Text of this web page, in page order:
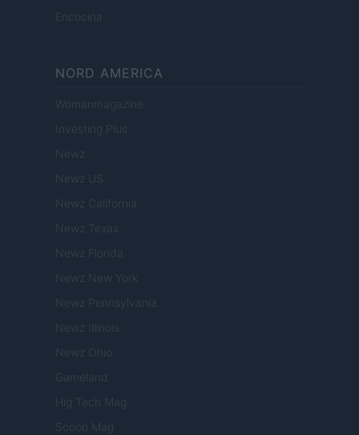
Encocina
NORD AMERICA
Womanmagazine
Investing Plus
Newz
Newz US
Newz California
Newz Texas
Newz Florida
Newz New York
Newz Pennsylvania
Newz Illinois
Newz Ohio
Gameland
Hig Tech Mag
Scoop Mag